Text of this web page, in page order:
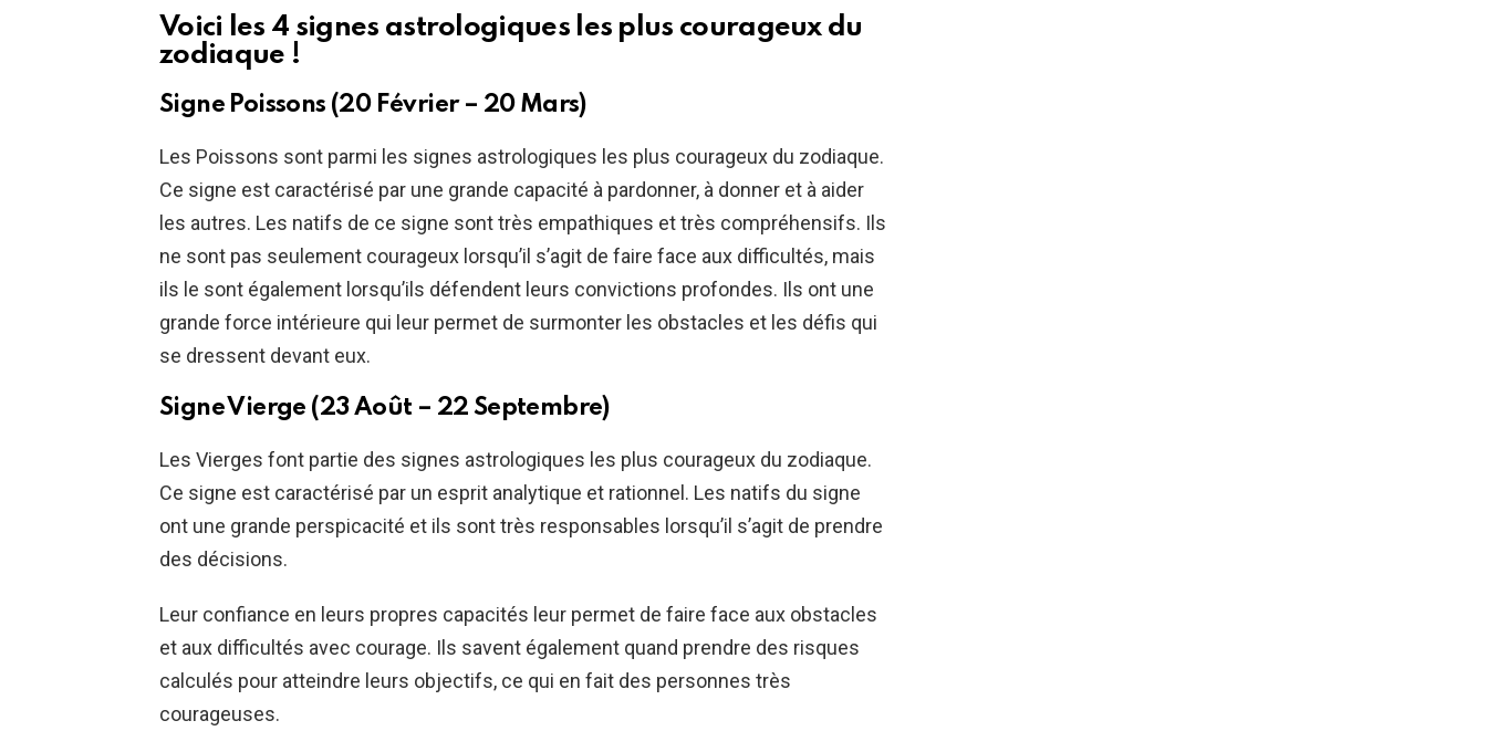
Voici les 4 signes astrologiques les plus courageux du
zodiaque !
Signe Poissons (20 Février – 20 Mars)
Les Poissons sont parmi les signes astrologiques les plus courageux du zodiaque.
Ce signe est caractérisé par une grande capacité à pardonner, à donner et à aider
les autres. Les natifs de ce signe sont très empathiques et très compréhensifs. Ils
ne sont pas seulement courageux lorsqu’il s’agit de faire face aux difficultés, mais
ils le sont également lorsqu’ils défendent leurs convictions profondes. Ils ont une
grande force intérieure qui leur permet de surmonter les obstacles et les défis qui
se dressent devant eux.
Signe Vierge (23 Août – 22 Septembre)
Les Vierges font partie des signes astrologiques les plus courageux du zodiaque.
Ce signe est caractérisé par un esprit analytique et rationnel. Les natifs du signe
ont une grande perspicacité et ils sont très responsables lorsqu’il s’agit de prendre
des décisions.
Leur confiance en leurs propres capacités leur permet de faire face aux obstacles
et aux difficultés avec courage. Ils savent également quand prendre des risques
calculés pour atteindre leurs objectifs, ce qui en fait des personnes très
courageuses.